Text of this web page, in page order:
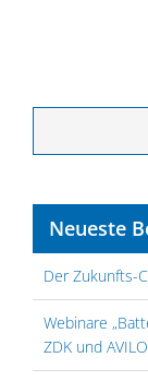
Neueste
Der Zukunfts-
Webinare
ZDK und